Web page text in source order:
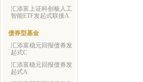
汇添富上证科创板人工
智能ETF发起式联接A
债券型基金
汇添富稳元回报债券发
起式C
汇添富稳元回报债券发
起式A